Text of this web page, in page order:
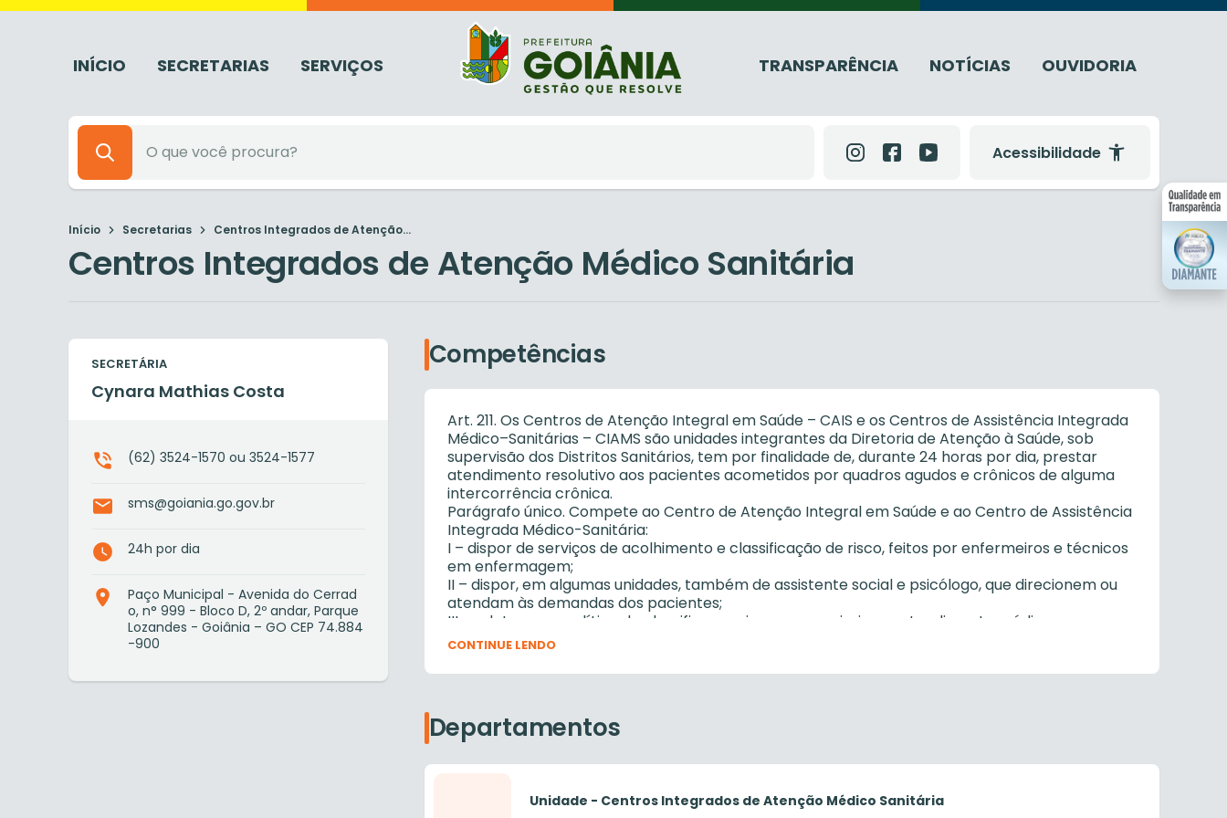
INÍCIO SECRETARIAS SERVIÇOS TRANSPARÊNCIA NOTÍCIAS OUVIDORIA
Acessibilidade
Início Secretarias Centros Integrados de Atenção...
Centros Integrados de Atenção Médico Sanitária
SECRETÁRIA
Cynara Mathias Costa
(62) 3524-1570 ou 3524-1577
sms@goiania.go.gov.br
24h por dia
Paço Municipal - Avenida do Cerrad
o, n° 999 - Bloco D, 2º andar, Parque
Lozandes - Goiânia – GO CEP 74.884
-900
Competências
Art. 211. Os Centros de Atenção Integral em Saúde – CAIS e os Centros de Assistência Integrada
Médico–Sanitárias – CIAMS são unidades integrantes da Diretoria de Atenção à Saúde, sob
supervisão dos Distritos Sanitários, tem por finalidade de, durante 24 horas por dia, prestar
atendimento resolutivo aos pacientes acometidos por quadros agudos e crônicos de alguma
intercorrência crônica.
Parágrafo único. Compete ao Centro de Atenção Integral em Saúde e ao Centro de Assistência
Integrada Médico-Sanitária:
I – dispor de serviços de acolhimento e classificação de risco, feitos por enfermeiros e técnicos
em enfermagem;
II – dispor, em algumas unidades, também de assistente social e psicólogo, que direcionem ou
atendam às demandas dos pacientes;
III – adotar uma política de classificar os riscos para priorizar o atendimento médico e
odontológico nos casos mais graves;
urgência, com registro de mapa diário de atendimento;
Atenção à Saúde.
CONTINUE LENDO
Departamentos
Unidade - Centros Integrados de Atenção Médico Sanitária